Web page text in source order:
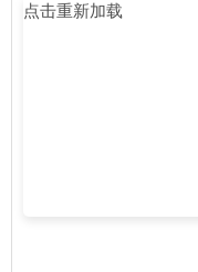
点击重新加载